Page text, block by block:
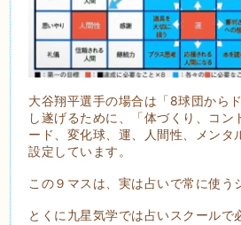
大谷翔平選手の場合は「8球団から
し遂げるために、「体づくり、コン
ード、変化球、運、人間性、メンタ
設定しています。
この９マスは、実は占いで常に使う
とくに九星気学では占いスクールで